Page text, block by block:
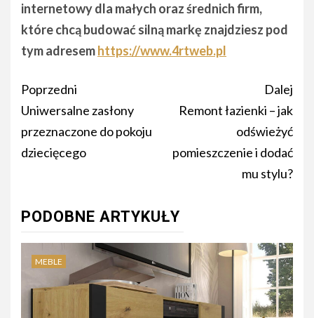
internetowy dla małych oraz średnich firm,
które chcą budować silną markę znajdziesz pod
tym adresemhttps://www.4rtweb.pl
Nawigacja
wpisu
Poprzedni
Uniwersalne zasłony
przeznaczone do pokoju
dziecięcego
Dalej
Remont łazienki – jak
odświeżyć
pomieszczenie i dodać
mu stylu?
PODOBNE ARTYKUŁY
MEBLE